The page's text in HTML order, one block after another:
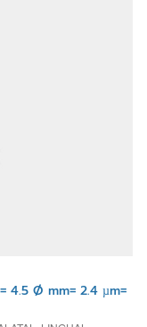
4.5 Ø mm= 2.4 µm=